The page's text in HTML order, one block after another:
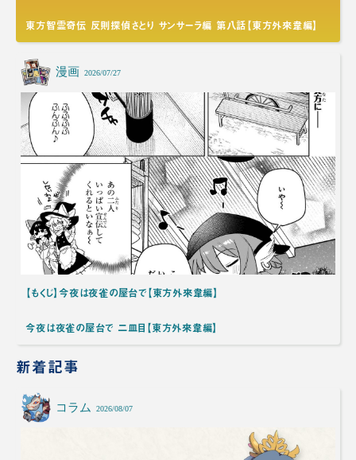
東方智霊奇伝 反則探偵さとり サンサーラ編 第八話【東方外來韋編】
漫画 2026/07/27
【もくじ】今夜は夜雀の屋台で【東方外來韋編】
今夜は夜雀の屋台で 二皿目【東方外來韋編】
新着記事
コラム 2026/08/07